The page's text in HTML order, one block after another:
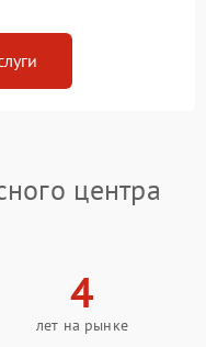
центра
4
лет на рынке